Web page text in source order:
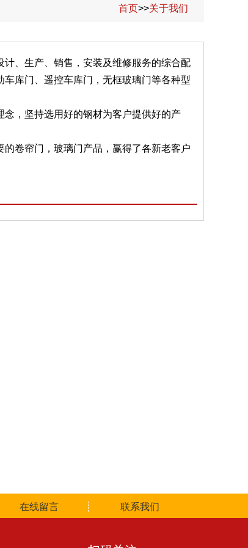
首页>>关于我们
、生产、销售，安装及维修服务的综合配
库门、遥控车库门，无框玻璃门等各种型
，坚持选用好的钢材为客户提供好的产
卷帘门，玻璃门产品，赢得了各新老客户
在线留言 联系我们